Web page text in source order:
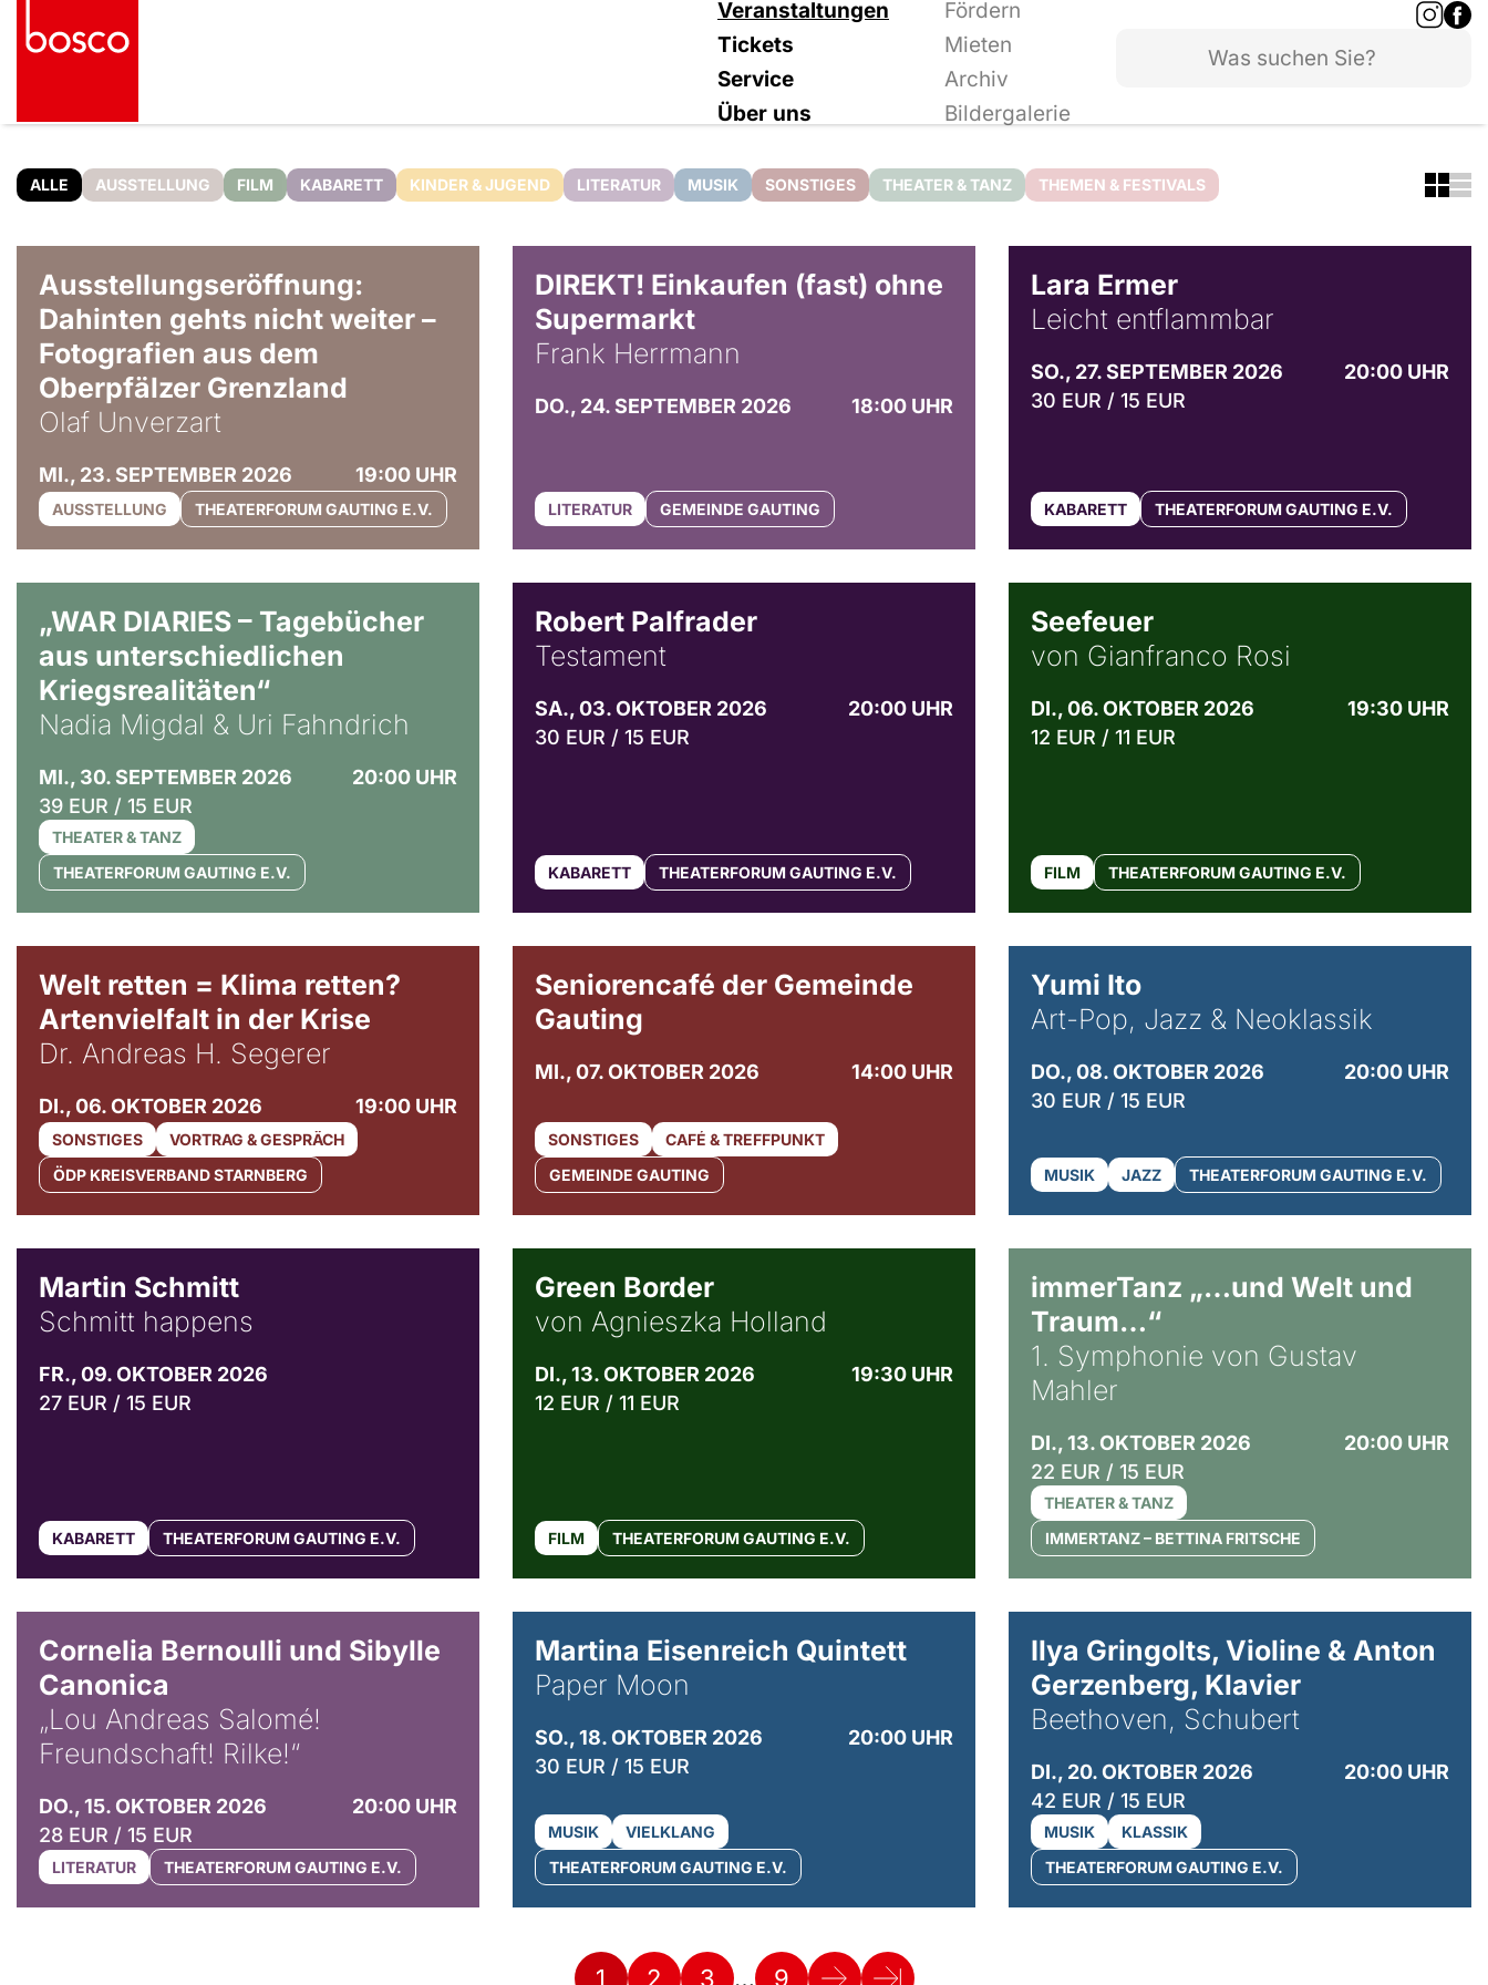
Veranstaltungen
Fördern
Tickets
Mieten
Service
Archiv
Über uns
Bildergalerie
ALLE AUSSTELLUNG FILM KABARETT KINDER & JUGEND LITERATUR MUSIK SONSTIGES THEATER & TANZ THEMEN & FESTIVALS
Ausstellungseröffnung:
Dahinten gehts nicht weiter –
Fotografien aus dem
Oberpfälzer Grenzland
Olaf Unverzart
MI., 23. SEPTEMBER 2026 19:00 UHR
AUSSTELLUNG THEATERFORUM GAUTING E.V.
DIREKT! Einkaufen (fast) ohne
Supermarkt
Frank Herrmann
DO., 24. SEPTEMBER 2026 18:00 UHR
LITERATUR GEMEINDE GAUTING
Lara Ermer
Leicht entflammbar
SO., 27. SEPTEMBER 2026
20:00 UHR
30 EUR / 15 EUR
KABARETT THEATERFORUM GAUTING E.V.
„WAR DIARIES – Tagebücher
aus unterschiedlichen
Kriegsrealitäten“
Nadia Migdal & Uri Fahndrich
MI., 30. SEPTEMBER 2026
20:00 UHR
39 EUR / 15 EUR
THEATER & TANZ
THEATERFORUM GAUTING E.V.
Robert Palfrader
Testament
SA., 03. OKTOBER 2026
20:00 UHR
30 EUR / 15 EUR
KABARETT THEATERFORUM GAUTING E.V.
Seefeuer
von Gianfranco Rosi
DI., 06. OKTOBER 2026
19:30 UHR
12 EUR / 11 EUR
FILM THEATERFORUM GAUTING E.V.
Welt retten = Klima retten?
Artenvielfalt in der Krise
Dr. Andreas H. Segerer
DI., 06. OKTOBER 2026 19:00 UHR
SONSTIGES
VORTRAG & GESPRÄCH
ÖDP KREISVERBAND STARNBERG
Seniorencafé der Gemeinde
Gauting
MI., 07. OKTOBER 2026 14:00 UHR
SONSTIGES
CAFÉ & TREFFPUNKT
GEMEINDE GAUTING
Yumi Ito
Art-Pop, Jazz & Neoklassik
DO., 08. OKTOBER 2026
20:00 UHR
30 EUR / 15 EUR
MUSIK JAZZ THEATERFORUM GAUTING E.V.
Martin Schmitt
Schmitt happens
FR., 09. OKTOBER 2026
27 EUR / 15 EUR
KABARETT THEATERFORUM GAUTING E.V.
Green Border
von Agnieszka Holland
DI., 13. OKTOBER 2026
19:30 UHR
12 EUR / 11 EUR
FILM THEATERFORUM GAUTING E.V.
immerTanz „…und Welt und
Traum…“
1. Symphonie von Gustav
Mahler
DI., 13. OKTOBER 2026
20:00 UHR
22 EUR / 15 EUR
THEATER & TANZ
IMMERTANZ – BETTINA FRITSCHE
Cornelia Bernoulli und Sibylle
Canonica
„Lou Andreas Salomé!
Freundschaft! Rilke!“
DO., 15. OKTOBER 2026
20:00 UHR
28 EUR / 15 EUR
LITERATUR THEATERFORUM GAUTING E.V.
Martina Eisenreich Quintett
Paper Moon
SO., 18. OKTOBER 2026
20:00 UHR
30 EUR / 15 EUR
MUSIK
VIELKLANG
THEATERFORUM GAUTING E.V.
Ilya Gringolts, Violine & Anton
Gerzenberg, Klavier
Beethoven, Schubert
DI., 20. OKTOBER 2026
20:00 UHR
42 EUR / 15 EUR
MUSIK
KLASSIK
THEATERFORUM GAUTING E.V.
1 2 3 … 9